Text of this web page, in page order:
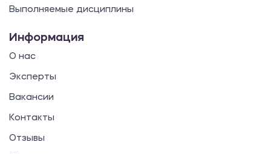
Выполняемые дисциплины
Информация
О нас
Эксперты
Вакансии
Контакты
Отзывы